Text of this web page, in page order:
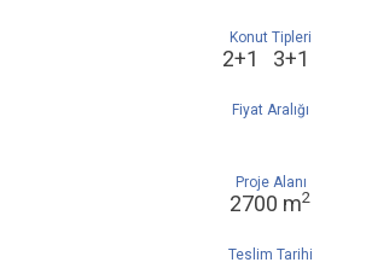
Konut Tipleri
2+1 3+1
Fiyat Aralığı
Proje Alanı
2700 m2
Teslim Tarihi